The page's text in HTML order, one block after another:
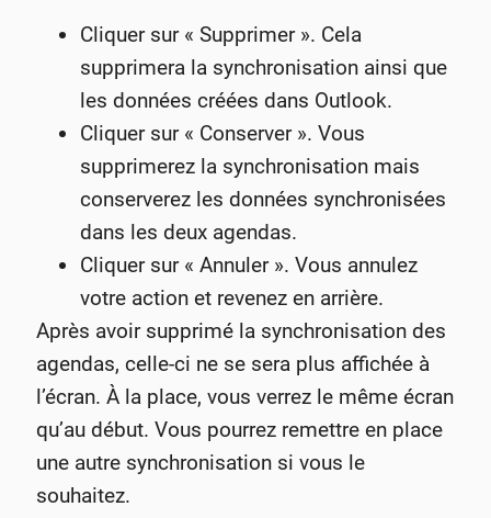
Cliquer sur « Supprimer ». Cela
supprimera la synchronisation ainsi que
les données créées dans Outlook.
Cliquer sur « Conserver ». Vous
supprimerez la synchronisation mais
conserverez les données synchronisées
dans les deux agendas.
Cliquer sur « Annuler ». Vous annulez
votre action et revenez en arrière.
Après avoir supprimé la synchronisation des
agendas, celle-ci ne se sera plus affichée à
l’écran. À la place, vous verrez le même écran
qu’au début. Vous pourrez remettre en place
une autre synchronisation si vous le
souhaitez.